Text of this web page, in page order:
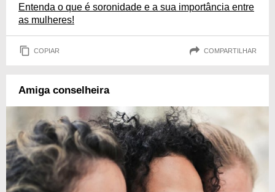
Entenda o que é soronidade e a sua importância entre
as mulheres!
COPIAR COMPARTILHAR
Amiga conselheira